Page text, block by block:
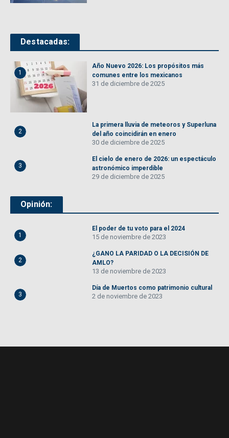
Destacadas:
1
Año Nuevo 2026: Los propósitos más
comunes entre los mexicanos
31 de diciembre de 2025
2
La primera lluvia de meteoros y Superluna
del año coincidirán en enero
30 de diciembre de 2025
3
El cielo de enero de 2026: un espectáculo
astronómico imperdible
29 de diciembre de 2025
Opinión:
1
El poder de tu voto para el 2024
15 de noviembre de 2023
2
¿GANO LA PARIDAD O LA DECISIÓN DE
AMLO?
13 de noviembre de 2023
3
Día de Muertos como patrimonio cultural
2 de noviembre de 2023